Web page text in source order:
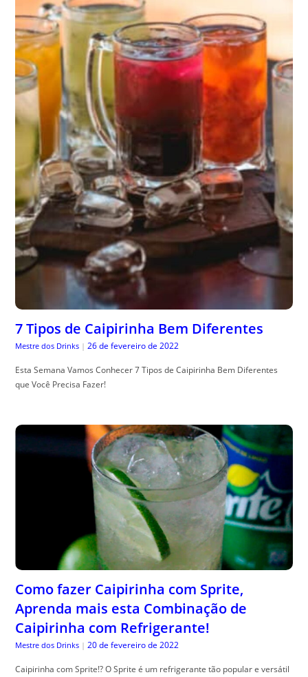
7 Tipos de Caipirinha Bem Diferentes
Mestre dos Drinks | 26 de fevereiro de 2022
Esta Semana Vamos Conhecer 7 Tipos de Caipirinha Bem Diferentes
que Você Precisa Fazer!
Como fazer Caipirinha com Sprite,
Aprenda mais esta Combinação de
Caipirinha com Refrigerante!
Mestre dos Drinks | 20 de fevereiro de 2022
Caipirinha com Sprite!? O Sprite é um refrigerante tão popular e versátil